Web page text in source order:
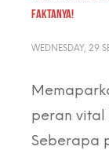
FAKTANYA!
WEDNESDAY, 29
peran vital
Seberapa